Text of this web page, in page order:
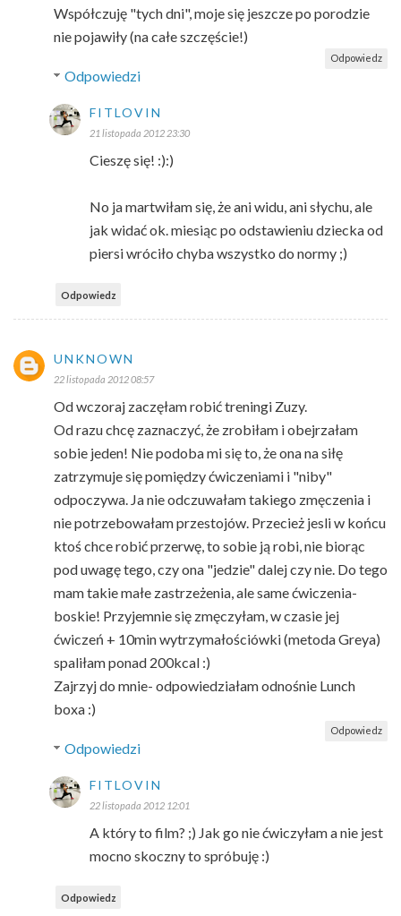
Współczuję "tych dni", moje się jeszcze po porodzie
nie pojawiły (na całe szczęście!)
Odpowiedz
Odpowiedzi
FITLOVIN
21 listopada 2012 23:30
Cieszę się! :):)
No ja martwiłam się, że ani widu, ani słychu, ale
jak widać ok. miesiąc po odstawieniu dziecka od
piersi wróciło chyba wszystko do normy ;)
Odpowiedz
UNKNOWN
22 listopada 2012 08:57
Od wczoraj zaczęłam robić treningi Zuzy.
Od razu chcę zaznaczyć, że zrobiłam i obejrzałam
sobie jeden! Nie podoba mi się to, że ona na siłę
zatrzymuje się pomiędzy ćwiczeniami i "niby"
odpoczywa. Ja nie odczuwałam takiego zmęczenia i
nie potrzebowałam przestojów. Przecież jesli w końcu
ktoś chce robić przerwę, to sobie ją robi, nie biorąc
pod uwagę tego, czy ona "jedzie" dalej czy nie. Do tego
mam takie małe zastrzeżenia, ale same ćwiczenia-
boskie! Przyjemnie się zmęczyłam, w czasie jej
ćwiczeń + 10min wytrzymałościówki (metoda Greya)
spaliłam ponad 200kcal :)
Zajrzyj do mnie- odpowiedziałam odnośnie Lunch
boxa :)
Odpowiedz
Odpowiedzi
FITLOVIN
22 listopada 2012 12:01
A który to film? ;) Jak go nie ćwiczyłam a nie jest
mocno skoczny to spróbuję :)
Odpowiedz